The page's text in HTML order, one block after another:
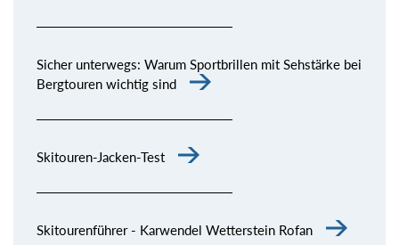
Sicher unterwegs: Warum Sportbrillen mit Sehstärke bei
Bergtouren wichtig sind
Skitouren-Jacken-Test
Skitourenführer - Karwendel Wetterstein Rofan